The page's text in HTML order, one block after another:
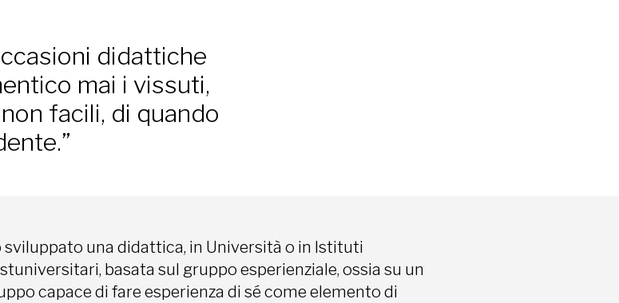
didattiche
mai i vissuti,
facili, di quando
sviluppato una didattica, in Università o in Istituti
basata sul gruppo esperienziale, ossia su un
capace di fare esperienza di sé come elemento di